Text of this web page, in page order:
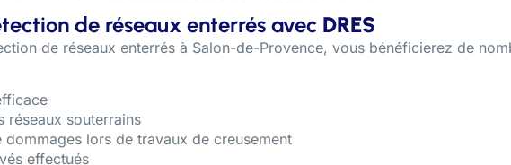
de réseaux enterrés avec DRES
de réseaux enterrés à Salon-de-Provence, vous bénéficierez de
réseaux souterrains
lors de travaux de creusement
effectués